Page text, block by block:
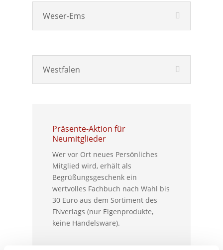
Weser-Ems
Westfalen
Präsente-Aktion für
Neumitglieder
Wer vor Ort neues Persönliches
Mitglied wird, erhält als
Begrüßungsgeschenk ein
wertvolles Fachbuch nach Wahl bis
30 Euro aus dem Sortiment des
FNverlags (nur Eigenprodukte,
keine Handelsware).